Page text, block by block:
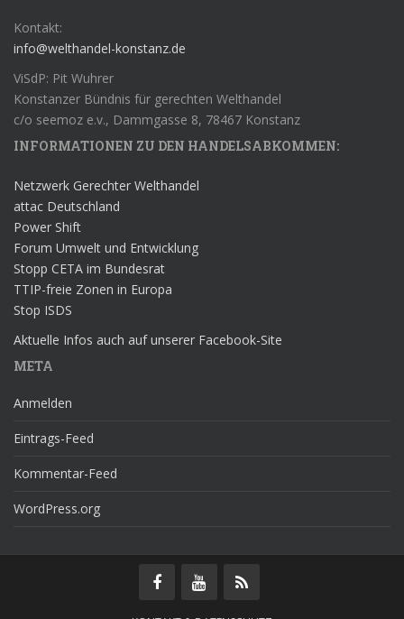
Kontakt:
info@welthandel-konstanz.de
ViSdP: Pit Wuhrer
Konstanzer Bündnis für gerechten Welthandel
c/o seemoz e.v., Dammgasse 8, 78467 Konstanz
INFORMATIONEN ZU DEN HANDELSABKOMMEN:
Netzwerk Gerechter Welthandel
attac Deutschland
Power Shift
Forum Umwelt und Entwicklung
Stopp CETA im Bundesrat
TTIP-freie Zonen in Europa
Stop ISDS
Aktuelle Infos auch auf unserer Facebook-Site
META
Anmelden
Eintrags-Feed
Kommentar-Feed
WordPress.org